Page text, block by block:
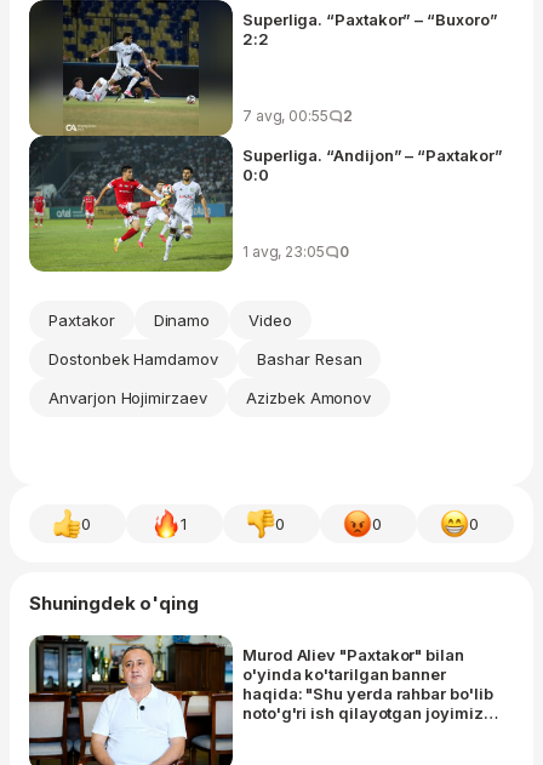
Superliga. “Paxtakor” – “Buxoro”
2:2
7 avg, 00:55 2
Superliga. “Andijon” – “Paxtakor”
0:0
1 avg, 23:05 0
Paxtakor Dinamo
Video
Dostonbek Hamdamov
Bashar Resan
Anvarjon Hojimirzaev
Azizbek Amonov
0 1 0 0 0
Shuningdek o'qing
Murod Aliev "Paxtakor" bilan
o'yinda ko'tarilgan banner
haqida: "Shu yerda rahbar bo'lib
noto'g'ri ish qilayotgan joyimiz